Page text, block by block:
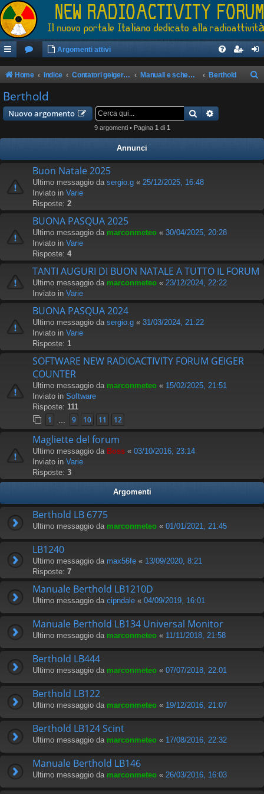
Argomenti attivi
Home Indice Contatori geiger/rilevatori di radioattività Manuali e schemi apparati Berthold
Berthold
Nuovo argomento Cerca
9 argomenti • Pagina 1 di 1
Annunci
Buon Natale 2025
Ultimo messaggio da sergio.g « 25/12/2025, 16:48
Inviato in Varie
Risposte: 2
BUONA PASQUA 2025
Ultimo messaggio da marconmeteo « 30/04/2025, 20:28
Inviato in Varie
Risposte: 4
TANTI AUGURI DI BUON NATALE A TUTTO IL FORUM
Ultimo messaggio da marconmeteo « 23/12/2024, 22:22
Inviato in Varie
BUONA PASQUA 2024
Ultimo messaggio da sergio.g « 31/03/2024, 21:22
Inviato in Varie
Risposte: 1
SOFTWARE NEW RADIOACTIVITY FORUM GEIGER
COUNTER
Ultimo messaggio da marconmeteo « 15/02/2025, 21:51
Inviato in Software
Risposte: 111
1 9 10 11 12
Magliette del forum
Ultimo messaggio da Boss « 03/10/2016, 23:14
Inviato in Varie
Risposte: 3
Argomenti
Berthold LB 6775
Ultimo messaggio da marconmeteo « 01/01/2021, 21:45
LB1240
Ultimo messaggio da max56fe « 13/09/2020, 8:21
Risposte: 7
Manuale Berthold LB1210D
Ultimo messaggio da cipndale « 04/09/2019, 16:01
Manuale Berthold LB134 Universal Monitor
Ultimo messaggio da marconmeteo « 11/11/2018, 21:58
Berthold LB444
Ultimo messaggio da marconmeteo « 07/07/2018, 22:01
Berthold LB122
Ultimo messaggio da marconmeteo « 19/12/2016, 21:07
Berthold LB124 Scint
Ultimo messaggio da marconmeteo « 17/08/2016, 22:32
Manuale Berthold LB146
Ultimo messaggio da marconmeteo « 26/03/2016, 16:03